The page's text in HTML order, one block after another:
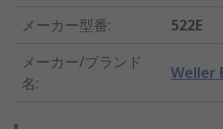
メーカー型番:
522E
メーカー/ブランド
名:
Weller